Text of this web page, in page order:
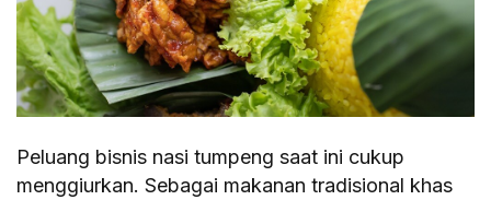
Peluang bisnis nasi tumpeng saat ini cukup
menggiurkan. Sebagai makanan tradisional khas